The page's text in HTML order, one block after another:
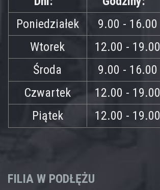
Poniedziałek
9.00 - 16.00
Wtorek
12.00 - 19.00
Środa
9.00 - 16.00
Czwartek
12.00 - 19.00
Piątek
12.00 - 19.00
FILIA W PODŁĘŻU